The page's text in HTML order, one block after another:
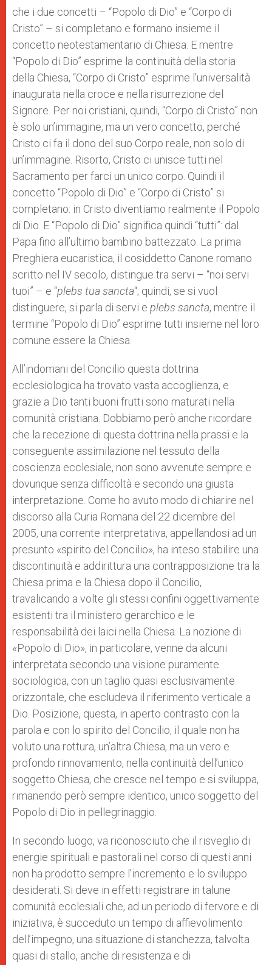
che i due concetti – “Popolo di Dio” e “Corpo di
Cristo” – si completano e formano insieme il
concetto neotestamentario di Chiesa. E mentre
“Popolo di Dio” esprime la continuità della storia
della Chiesa, “Corpo di Cristo” esprime l’universalità
inaugurata nella croce e nella risurrezione del
Signore. Per noi cristiani, quindi, “Corpo di Cristo” non
è solo un’immagine, ma un vero concetto, perché
Cristo ci fa il dono del suo Corpo reale, non solo di
un’immagine. Risorto, Cristo ci unisce tutti nel
Sacramento per farci un unico corpo. Quindi il
concetto “Popolo di Dio” e “Corpo di Cristo” si
completano: in Cristo diventiamo realmente il Popolo
di Dio. E “Popolo di Dio” significa quindi “tutti”: dal
Papa fino all’ultimo bambino battezzato. La prima
Preghiera eucaristica, il cosiddetto Canone romano
scritto nel IV secolo, distingue tra servi – “noi servi
tuoi” – e “plebs tua sancta“; quindi, se si vuol
distinguere, si parla di servi e plebs sancta, mentre il
termine “Popolo di Dio” esprime tutti insieme nel loro
comune essere la Chiesa.
All’indomani del Concilio questa dottrina
ecclesiologica ha trovato vasta accoglienza, e
grazie a Dio tanti buoni frutti sono maturati nella
comunità cristiana. Dobbiamo però anche ricordare
che la recezione di questa dottrina nella prassi e la
conseguente assimilazione nel tessuto della
coscienza ecclesiale, non sono avvenute sempre e
dovunque senza difficoltà e secondo una giusta
interpretazione. Come ho avuto modo di chiarire nel
discorso alla Curia Romana del 22 dicembre del
2005, una corrente interpretativa, appellandosi ad un
presunto «spirito del Concilio», ha inteso stabilire una
discontinuità e addirittura una contrapposizione tra la
Chiesa prima e la Chiesa dopo il Concilio,
travalicando a volte gli stessi confini oggettivamente
esistenti tra il ministero gerarchico e le
responsabilità dei laici nella Chiesa. La nozione di
«Popolo di Dio», in particolare, venne da alcuni
interpretata secondo una visione puramente
sociologica, con un taglio quasi esclusivamente
orizzontale, che escludeva il riferimento verticale a
Dio. Posizione, questa, in aperto contrasto con la
parola e con lo spirito del Concilio, il quale non ha
voluto una rottura, un’altra Chiesa, ma un vero e
profondo rinnovamento, nella continuità dell’unico
soggetto Chiesa, che cresce nel tempo e si sviluppa,
rimanendo però sempre identico, unico soggetto del
Popolo di Dio in pellegrinaggio.
In secondo luogo, va riconosciuto che il risveglio di
energie spirituali e pastorali nel corso di questi anni
non ha prodotto sempre l’incremento e lo sviluppo
desiderati. Si deve in effetti registrare in talune
comunità ecclesiali che, ad un periodo di fervore e di
iniziativa, è succeduto un tempo di affievolimento
dell’impegno, una situazione di stanchezza, talvolta
quasi di stallo, anche di resistenza e di